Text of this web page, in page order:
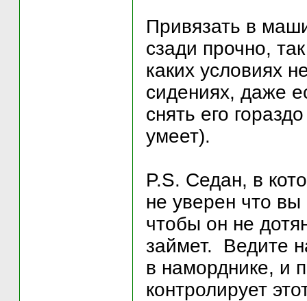
Привязать в
сзади прочно,
каких условиях
сидениях, даже
снять его
умеет).
P.S. Седан, в
не уверен что вы
чтобы он не
займет. Ведите
в наморднике,
контролирует